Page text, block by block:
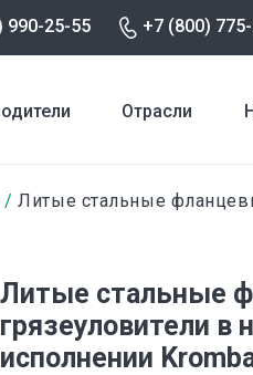
990-25-55 +7 (800)
Отрасли
Литые стальные
Литые стальные
грязеуловители в
исполнении